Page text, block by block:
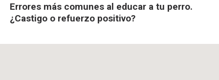
Errores más comunes al educar a tu perro.
¿Castigo o refuerzo positivo?